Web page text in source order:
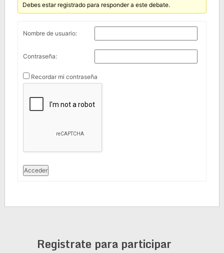
Debes estar registrado para responder a este debate.
Nombre de usuario:
Contraseña:
Recordar mi contraseña
Acceder
Registrate para participar